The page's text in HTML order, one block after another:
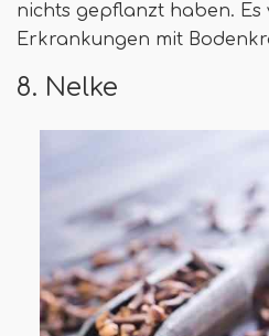
nichts gepflanzt haben.
Erkrankungen mit
8. Nelke